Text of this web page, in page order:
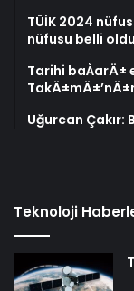
TÜİK 2024
nüfusu belli
Tarihi
Uğurcan Çakır:
Teknoloji